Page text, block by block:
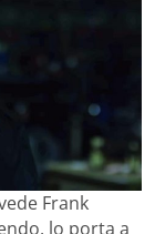
Frank
lo porta a